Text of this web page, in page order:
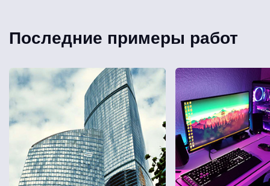
Последние примеры работ